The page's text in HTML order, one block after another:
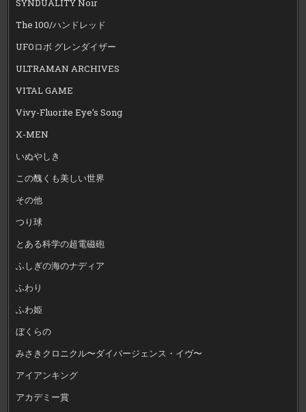
SYNDUALITY Noir
The 100/ハンドレッド
UFOロボ グレンダイザー
ULTRAMAN ARCHIVES
VITAL GAME
Vivy-Fluorite Eye’s Song
X-MEN
いぬやしき
この醜くも美しい世界
その他
つり球
とある科学の超電磁砲
ふしぎの海のナディア
ふわり
ふわ姫
ぼくらの
みさきクロニクル〜ダイバージェンス・イヴ〜
アイアンキング
アカデミー賞